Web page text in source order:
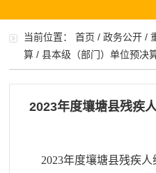
当前位置：首页 /政务公开 /
算 /县本级（部门）单位预决
2023年度壤塘县残疾
2023年度壤塘县残疾人